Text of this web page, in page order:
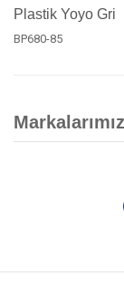
Plastik Yoyo Gri
BP680-85
Markalarımız